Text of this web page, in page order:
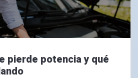
pierde potencia y qué